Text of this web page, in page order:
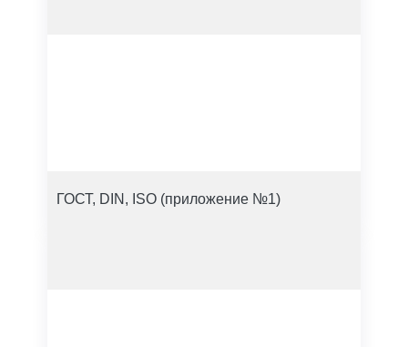
ГОСТ, DIN, ISO (приложение №1)